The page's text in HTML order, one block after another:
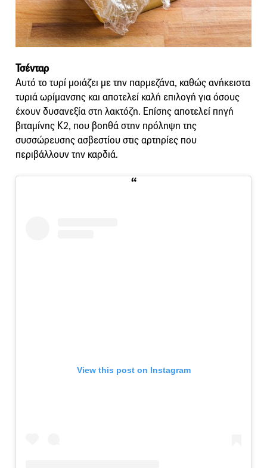
Τσένταρ
Αυτό το τυρί μοιάζει με την παρμεζάνα, καθώς ανήκειστα
τυριά ωρίμανσης και αποτελεί καλή επιλογή για όσους
έχουν δυσανεξία στη λακτόζη. Επίσης αποτελεί πηγή
βιταμίνης Κ2, που βοηθά στην πρόληψη της
συσσώρευσης ασβεστίου στις αρτηρίες που
περιβάλλουν την καρδιά.
View this post on Instagram